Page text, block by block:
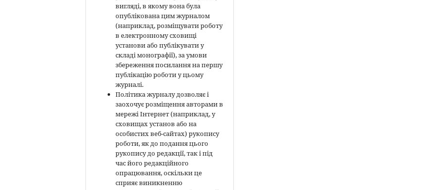
вигляді, в якому вона була
опублікована цим журналом
(наприклад, розміщувати роботу
в електронному сховищі
установи або публікувати у
складі монографії), за умови
збереження посилання на першу
публікацію роботи у цьому
журналі.
Політика журналу дозволяє і
заохочує розміщення авторами в
мережі Інтернет (наприклад, у
сховищах установ або на
особистих веб-сайтах) рукопису
роботи, як до подання цього
рукопису до редакції, так і під
час його редакційного
опрацювання, оскільки це
сприяє виникненню